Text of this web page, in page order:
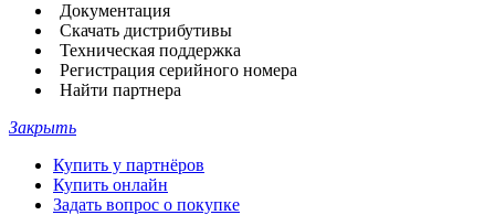
Документация
Скачать дистрибутивы
Техническая поддержка
Регистрация серийного номера
Найти партнера
Закрыть
Купить у партнёров
Купить онлайн
Задать вопрос о покупке